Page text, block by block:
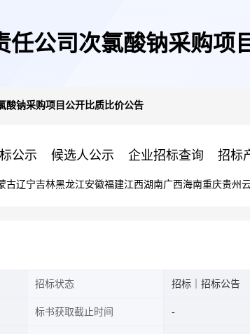
任公司次氯酸钠采购项
酸钠采购项目公开比质比价公告
公示 候选人公示 企业招标查询 招标
古辽宁吉林黑龙江安徽福建江西湖南广西海南重庆贵州
招标状态 招标｜招标公告
标书获取截止时间